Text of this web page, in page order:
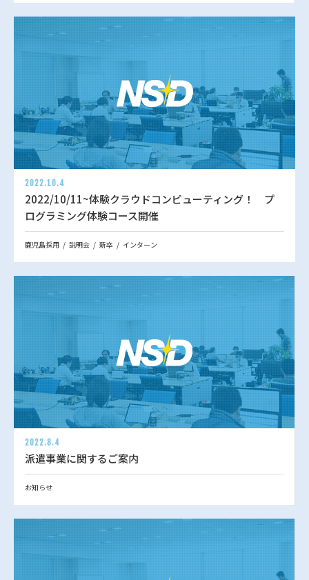
2022.10.4
2022/10/11~体験クラウドコンピューティング！ プ
ログラミング体験コース開催
鹿児島採用 説明会 新卒 インターン
2022.8.4
派遣事業に関するご案内
お知らせ